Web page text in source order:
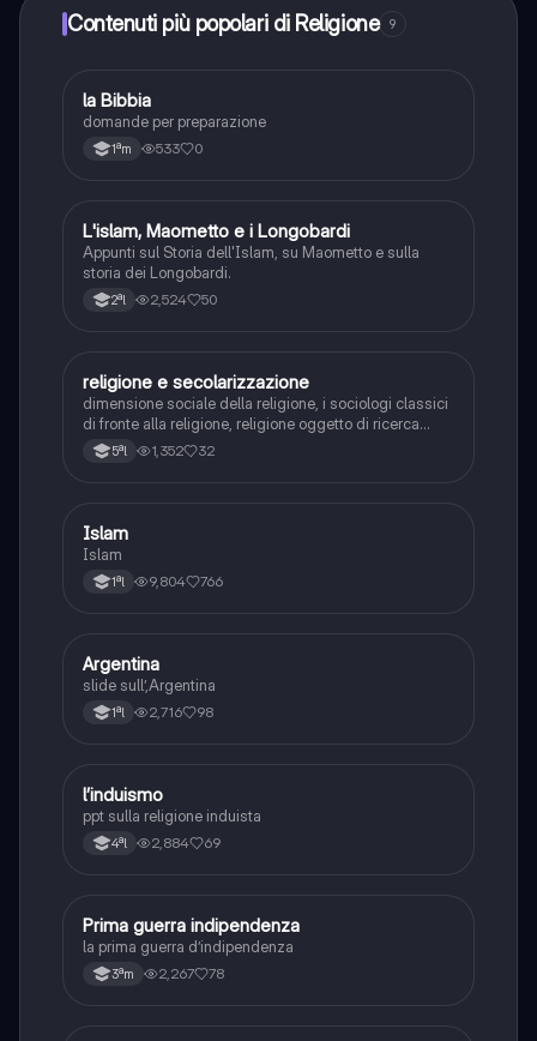
Contenuti più popolari di Religione 9
LReligione
la Bibbia
domande per preparazione
1ªm 533 0
Storia
L'islam, Maometto e i Longobardi
Appunti sul Storia dell'Islam, su Maometto e sulla
storia dei Longobardi.
2ªl 2,524 50
Religione
religione e secolarizzazione
dimensione sociale della religione, i sociologi classici
di fronte alla religione, religione oggetto di ricerca
empirica, la religione nella società contemporanea,
l’ebraismo, il cristianesimo, l’islam
5ªl 1,352 32
Storia
Islam
Islam
1ªl 9,804 766
Geografia
Argentina
slide sull’,Argentina
1ªl 2,716 98
Religione
l’induismo
ppt sulla religione induista
4ªl 2,884 69
Storia
Prima guerra indipendenza
la prima guerra d’indipendenza
3ªm 2,267 78